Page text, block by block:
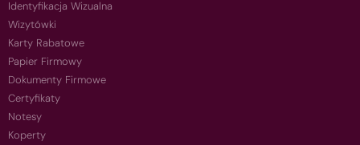
Identyfikacja Wizualna
Wizytówki
Karty Rabatowe
Papier Firmowy
Dokumenty Firmowe
Certyfikaty
Notesy
Koperty